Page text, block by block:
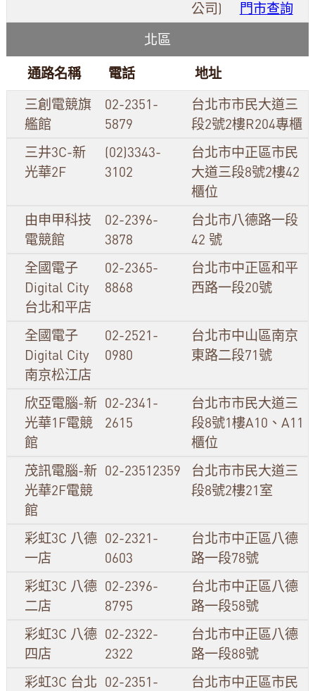
公司)
門市查詢
北區
通路名稱
電話
地址
三創電競旗
艦館
02-2351-
5879
台北市市民大道三
段2號2樓R204專櫃
三井3C-新
光華2F
(02)3343-
3102
台北市中正區市民
大道三段8號2樓42
櫃位
由申甲科技
電競館
02-2396-
3878
台北市八德路一段
42 號
全國電子
Digital City
台北和平店
02-2365-
8868
台北市中正區和平
西路一段20號
全國電子
Digital City
南京松江店
02-2521-
0980
台北市中山區南京
東路二段71號
欣亞電腦-新
光華1F電競
館
02-2341-
2615
台北市市民大道三
段8號1樓A10、A11
櫃位
茂訊電腦-新
光華2F電競
館
02-23512359
台北市市民大道三
段8號2樓21室
彩虹3C 八德
一店
02-2321-
0603
台北市中正區八德
路一段78號
彩虹3C 八德
二店
02-2396-
8795
台北市中正區八德
路一段58號
彩虹3C 八德
四店
02-2322-
2322
台北市中正區八德
路一段88號
彩虹3C 台北 02-2351-
台北市中正區市民